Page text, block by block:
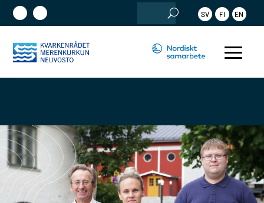
efter:
SV FI EN